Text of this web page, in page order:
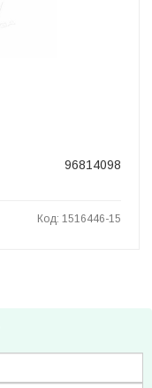
96814098
Код: 1516446-15